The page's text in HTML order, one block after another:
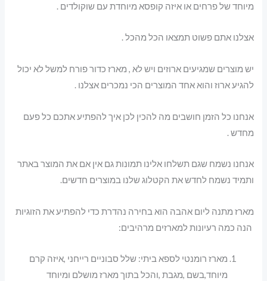
מיוחד של פרחים או איזה קופסא מיוחדת עם שוקולדים .
אצלנו אתם פשוט תמצאו הכל מהכל .
יש מוצרים שמגיעים ארוזים ויש לא , מארז כדור פורח למשל לא יכול
להגיע ארוז והוא אחד המוצרים הכי נמכרים אצלנו .
אנחנו כל הזמן חושבים מה להכין לכן איך להפתיע אתכם כל פעם
מחדש .
אנחנו נשמח שגם תשלחו אלינו תמונות גם אין אם את המוצר באתר
ותמיד נשמח לחדש את הקטלוג שלנו במוצרים חדשים.
מארז מתנה ליום אהבה הוא בחירה נהדרת כדי להפתיע את הזוגיות
הנה כמה רעיונות למארזים מרהיבים:
מארז רומנטי לספא ביתי: שלל סבוניים רייחני ,איזה קרם
מיוחד,בשם ,מגבת ,והכל בתוך מארז מושלם ומיוחד